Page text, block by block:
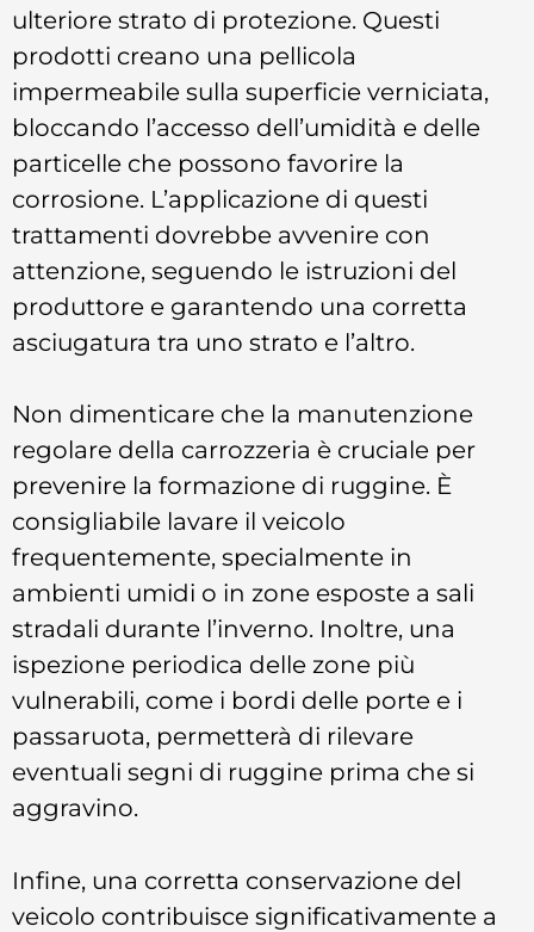
ulteriore strato di protezione. Questi
prodotti creano una pellicola
impermeabile sulla superficie verniciata,
bloccando l’accesso dell’umidità e delle
particelle che possono favorire la
corrosione. L’applicazione di questi
trattamenti dovrebbe avvenire con
attenzione, seguendo le istruzioni del
produttore e garantendo una corretta
asciugatura tra uno strato e l’altro.
Non dimenticare che la manutenzione
regolare della carrozzeria è cruciale per
prevenire la formazione di ruggine. È
consigliabile lavare il veicolo
frequentemente, specialmente in
ambienti umidi o in zone esposte a sali
stradali durante l’inverno. Inoltre, una
ispezione periodica delle zone più
vulnerabili, come i bordi delle porte e i
passaruota, permetterà di rilevare
eventuali segni di ruggine prima che si
aggravino.
Infine, una corretta conservazione del
veicolo contribuisce significativamente a